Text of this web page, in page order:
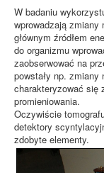
W badaniu
wprowadzają
głównym źródłem
do organizmu
zaobserwować na
powstały np. zmiany
charakteryzować się
promieniowania.
Oczywiście
detektory
zdobyte elementy.